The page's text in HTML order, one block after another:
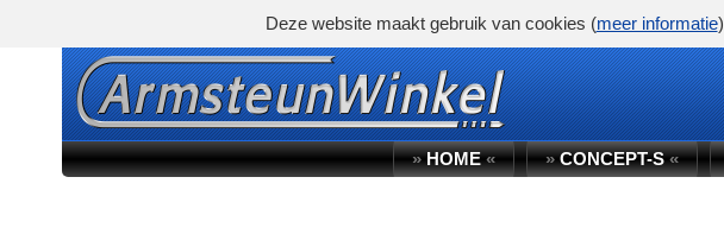
»HOME« »CONCEPT-S«
Deze website maakt gebruik van cookies (meer informatie)